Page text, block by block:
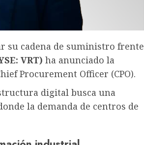
su cadena de suministro frente
VRT) ha anunciado la
Procurement Officer (CPO).
digital busca una
la demanda de centros de